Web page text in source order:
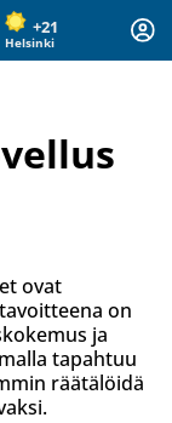
+21
Helsinki
ovat
on
ja
tapahtuu
räätälöidä